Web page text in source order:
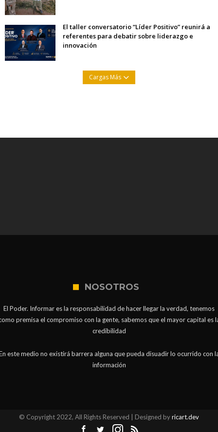
El taller conversatorio “Líder Positivo” reunirá a
referentes para debatir sobre liderazgo e
innovación
Cargas Más
NOSOTROS
El Poder. Informar es la responsabilidad de hacer llegar la verdad, tenemos
premisa el compromiso con la gente, sabemos que el mayor capital es
credibilidad
este medio no existirá barrera alguna que pueda disuadir lo ocurrido con
información
© Copyright 2022, All Rights Reserved | Designed byricart.dev